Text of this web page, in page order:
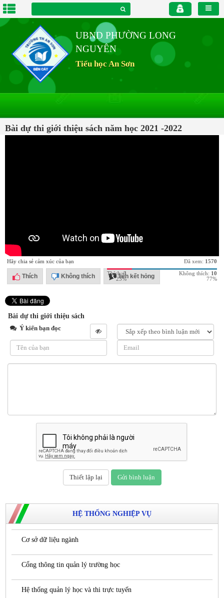
UBND PHƯỜNG LONG
NGUYÊN
Tiểu học An Sơn
Bài dự thi giới thiệu sách năm học 2021 -2022
Hãy chia sẻ cảm xúc của bạn
Thích Không thích liên kết hỏng
Đã xem: 1570
Thích:3
23%
Không thích: 10
77%
Bài dự thi giới thiệu sách
Ý kiến bạn đọc
HỆ THỐNG NGHIỆP VỤ
Cơ sở dữ liệu ngành
Cổng thông tin quản lý trường học
Hệ thống quản lý học và thi trực tuyến